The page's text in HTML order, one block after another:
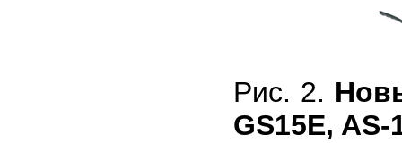
Рис. 2.
GS15E, AS-